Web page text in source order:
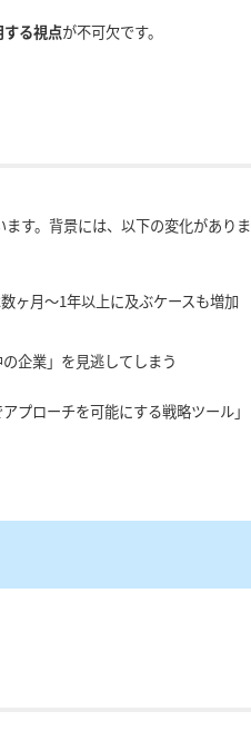
る視点が不可欠です。
す。背景には、以下の変化がありま
ヶ月〜1年以上に及ぶケースも増加
企業」を見逃してしまう
プローチを可能にする戦略ツール」